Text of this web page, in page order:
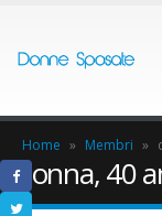
Home » Membri »
donna, 40